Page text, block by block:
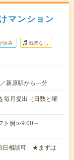
マンション
休み 残業なし
新原駅から---分
毎月提出（日数と曜
ト例≫9:00～
日相談可 ★まずは